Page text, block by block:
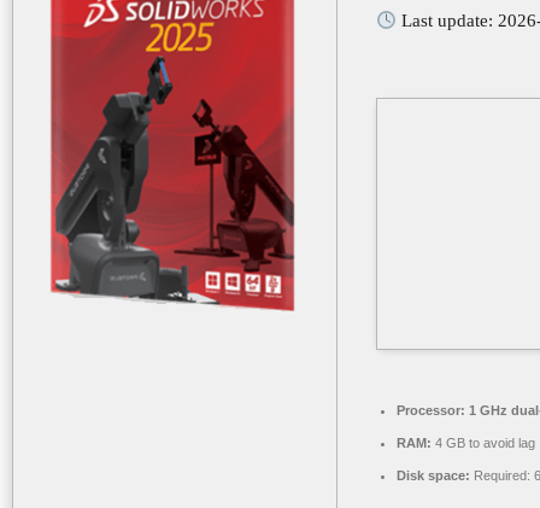
Last update:
Processor: 1 GHz
RAM: 4 GB to avoid lag
Disk space: Required: